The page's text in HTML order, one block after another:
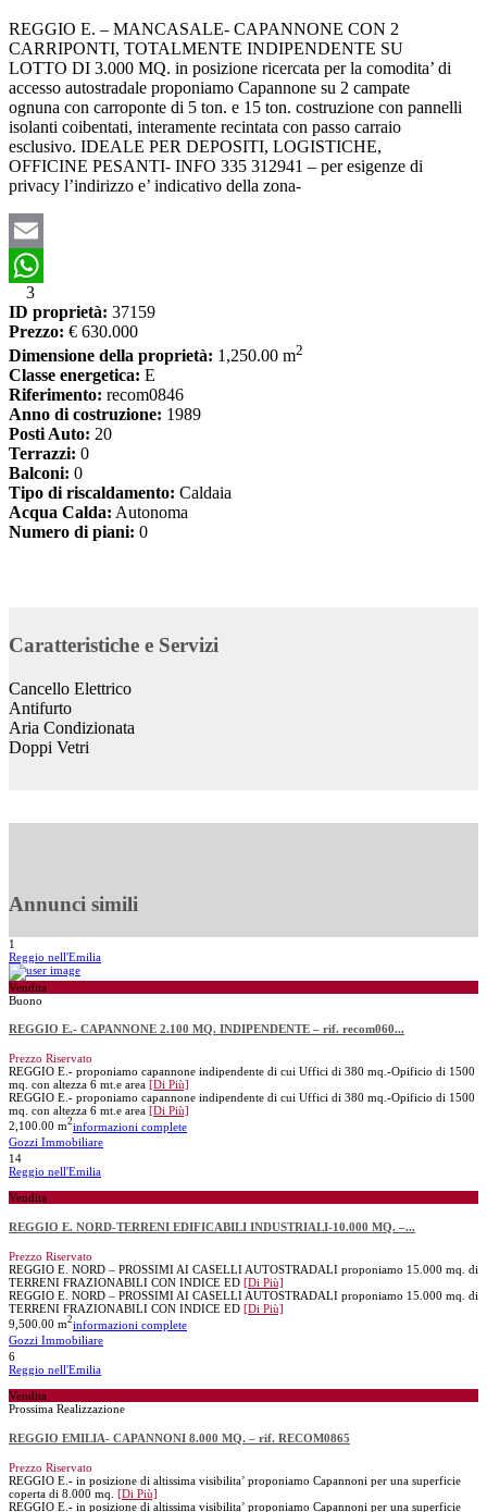
REGGIO E. – MANCASALE- CAPANNONE CON 2
CARRIPONTI, TOTALMENTE INDIPENDENTE SU
LOTTO DI 3.000 MQ. in posizione ricercata per la comodita’ di
accesso autostradale proponiamo Capannone su 2 campate
ognuna con carroponte di 5 ton. e 15 ton. costruzione con pannelli
isolanti coibentati, interamente recintata con passo carraio
esclusivo. IDEALE PER DEPOSITI, LOGISTICHE,
OFFICINE PESANTI- INFO 335 312941 – per esigenze di
privacy l’indirizzo e’ indicativo della zona-
Email
WhatsApp
3
ID proprietà: 37159
Prezzo: € 630.000
Dimensione della proprietà: 1,250.00 m2
Classe energetica: E
Riferimento: recom0846
Anno di costruzione: 1989
Posti Auto: 20
Terrazzi: 0
Balconi: 0
Tipo di riscaldamento: Caldaia
Acqua Calda: Autonoma
Numero di piani: 0
Caratteristiche e Servizi
Cancello Elettrico
Antifurto
Aria Condizionata
Doppi Vetri
Annunci simili
1
Reggio nell'Emilia
Vendita
Buono
REGGIO E.- CAPANNONE 2.100 MQ. INDIPENDENTE – rif. recom060...
Prezzo Riservato
REGGIO E.- proponiamo capannone indipendente di cui Uffici di 380 mq.-Opificio di 1500
mq. con altezza 6 mt.e area [Di Più]
REGGIO E.- proponiamo capannone indipendente di cui Uffici di 380 mq.-Opificio di 1500
mq. con altezza 6 mt.e area [Di Più]
2,100.00 m2informazioni complete
Gozzi Immobiliare
14
Reggio nell'Emilia
Vendita
REGGIO E. NORD-TERRENI EDIFICABILI INDUSTRIALI-10.000 MQ. –...
Prezzo Riservato
REGGIO E. NORD – PROSSIMI AI CASELLI AUTOSTRADALI proponiamo 15.000 mq. di
TERRENI FRAZIONABILI CON INDICE ED [Di Più]
REGGIO E. NORD – PROSSIMI AI CASELLI AUTOSTRADALI proponiamo 15.000 mq. di
TERRENI FRAZIONABILI CON INDICE ED [Di Più]
9,500.00 m2informazioni complete
Gozzi Immobiliare
6
Reggio nell'Emilia
Vendita
Prossima Realizzazione
REGGIO EMILIA- CAPANNONI 8.000 MQ. – rif. RECOM0865
Prezzo Riservato
REGGIO E.- in posizione di altissima visibilita’ proponiamo Capannoni per una superficie
coperta di 8.000 mq. [Di Più]
REGGIO E.- in posizione di altissima visibilita’ proponiamo Capannoni per una superficie